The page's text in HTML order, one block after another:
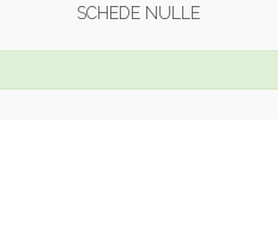
SCHEDE NULLE